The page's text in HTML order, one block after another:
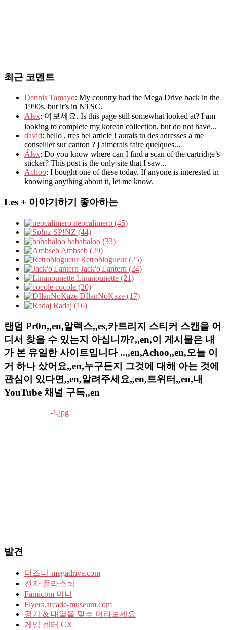
최근 코멘트
Dennis Tamayo: My country had the Mega Drive back in the
1990s, but it’s in NTSC.
Alex: 여보세요. Is this page still somewhat looked at? I am
looking to complete my korean collection, but do not have...
david: hello , tres bel article ! aurais tu des adresses a me
conseiller sur canton ? j aimerais faire quelques...
Álex: Do you know where can I find a scan of the cartridge’s
sticker? This post is the only site that I saw...
Achoo: I bought one of these today. If anyone is interested in
knowing anything about it, let me know.
Les + 이야기하기 좋아하는
neocalimero (45)
SP!NZ (44)
bababaloo (33)
Ambseb (29)
Retroblogueur (25)
Jack'o'Lantern (24)
Linanounette (21)
cocole (20)
DIlanNoKaze (17)
Radaj (16)
랜덤 Pr0n,,en,알렉스,,es,카트리지 스티커 스캔을 어
디서 찾을 수 있는지 아십니까?,,en,이 게시물은 내
가 본 유일한 사이트입니다 ..,,en,Achoo,,en,오늘 이
거 하나 샀어요,,en,누구든지 그것에 대해 아는 것에
관심이 있다면,,en,알려주세요,,en,트위터,,en,내
YouTube 채널 구독,,en
발견
디즈니-megadrive.com
전자 플라스틱
Famicom 미니
Flyers.arcade-museum.com
경기 & 대열을 맞추 어라보세요
게임 센터 CX